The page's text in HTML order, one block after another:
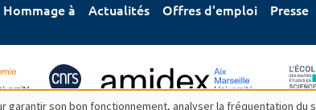
Hommage à Actualités Offres d'emploi Presse
son bon fonctionnement, analyser la fréquentation